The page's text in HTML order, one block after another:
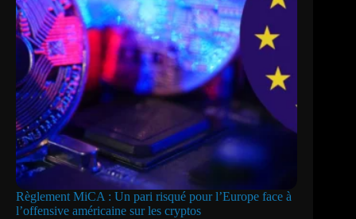
Règlement MiCA : Un pari risqué pour l’Europe face à
l’offensive américaine sur les cryptos